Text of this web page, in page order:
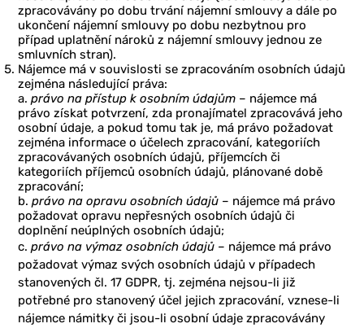
zpracovávány po dobu trvání nájemní smlouvy a dále po
ukončení nájemní smlouvy po dobu nezbytnou pro
případ uplatnění nároků z nájemní smlouvy jednou ze
smluvních stran).
Nájemce má v souvislosti se zpracováním osobních údajů
zejména následující práva:
a.právo na přístup k osobním údajům – nájemce má
právo získat potvrzení, zda pronajímatel zpracovává jeho
osobní údaje, a pokud tomu tak je, má právo požadovat
zejména informace o účelech zpracování, kategoriích
zpracovávaných osobních údajů, příjemcích či
kategoriích příjemců osobních údajů, plánované době
zpracování;
b.právo na opravu osobních údajů – nájemce má právo
požadovat opravu nepřesných osobních údajů či
doplnění neúplných osobních údajů;
c.právo na výmaz osobních údajů – nájemce má právo
požadovat výmaz svých osobních údajů v případech
stanovených čl. 17 GDPR, tj. zejména nejsou-li již
potřebné pro stanovený účel jejich zpracování, vznese-li
nájemce námitky či jsou-li osobní údaje zpracovávány